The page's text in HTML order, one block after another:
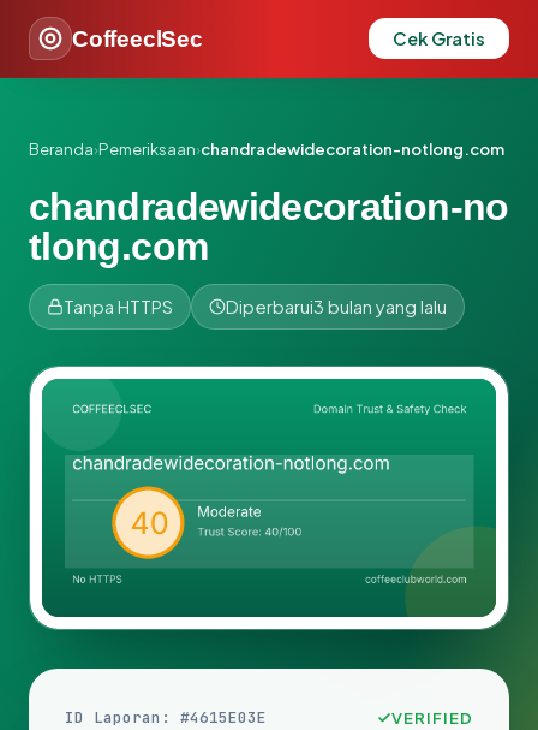
CoffeeclSec Cek Gratis
Beranda›Pemeriksaan›chandradewidecoration-notlong.com
chandradewidecoration-no
tlong.com
Tanpa HTTPS Diperbarui3 bulan yang lalu
ID Laporan: #4615E03E VERIFIED